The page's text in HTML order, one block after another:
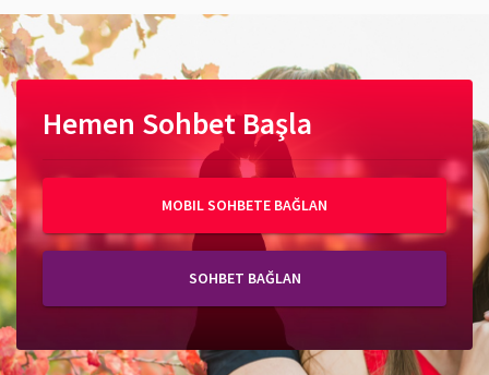
Hemen Sohbet Başla
MOBIL SOHBETE BAĞLAN
SOHBET BAĞLAN